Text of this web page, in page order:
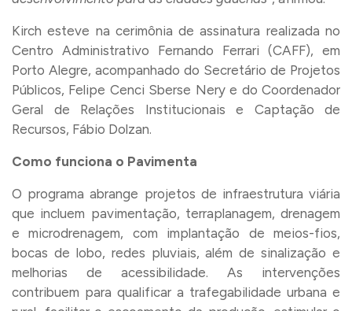
Kirch esteve na cerimônia de assinatura realizada no
Centro Administrativo Fernando Ferrari (CAFF), em
Porto Alegre, acompanhado do Secretário de Projetos
Públicos, Felipe Cenci Sberse Nery e do Coordenador
Geral de Relações Institucionais e Captação de
Recursos, Fábio Dolzan.
Como funciona o Pavimenta
O programa abrange projetos de infraestrutura viária
que incluem pavimentação, terraplanagem, drenagem
e microdrenagem, com implantação de meios-fios,
bocas de lobo, redes pluviais, além de sinalização e
melhorias de acessibilidade. As intervenções
contribuem para qualificar a trafegabilidade urbana e